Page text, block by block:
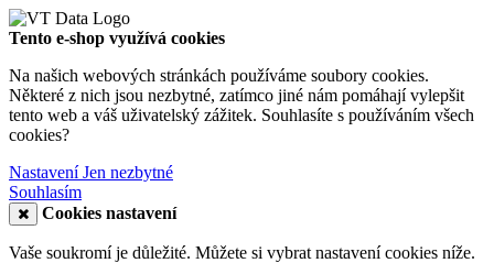
Tento e-shop využívá cookies
Na našich webových stránkách používáme soubory cookies.
Některé z nich jsou nezbytné, zatímco jiné nám pomáhají vylepšit
tento web a váš uživatelský zážitek. Souhlasíte s používáním všech
cookies?
NastaveníJen nezbytné
Souhlasím
Cookies nastavení
Vaše soukromí je důležité. Můžete si vybrat nastavení cookies níže.